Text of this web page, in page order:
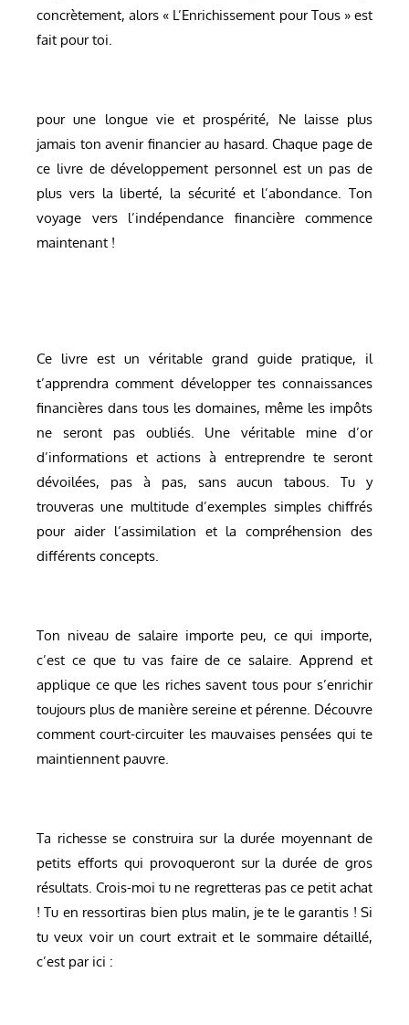
concrètement, alors « L’Enrichissement pour Tous » est
fait pour toi.
pour une longue vie et prospérité, Ne laisse plus
jamais ton avenir financier au hasard. Chaque page de
ce livre de développement personnel est un pas de
plus vers la liberté, la sécurité et l’abondance. Ton
voyage vers l’indépendance financière commence
maintenant !
Ce livre est un véritable grand guide pratique, il
t’apprendra comment développer tes connaissances
financières dans tous les domaines, même les impôts
ne seront pas oubliés. Une véritable mine d’or
d’informations et actions à entreprendre te seront
dévoilées, pas à pas, sans aucun tabous. Tu y
trouveras une multitude d’exemples simples chiffrés
pour aider l’assimilation et la compréhension des
différents concepts.
Ton niveau de salaire importe peu, ce qui importe,
c’est ce que tu vas faire de ce salaire. Apprend et
applique ce que les riches savent tous pour s’enrichir
toujours plus de manière sereine et pérenne. Découvre
comment court-circuiter les mauvaises pensées qui te
maintiennent pauvre.
Ta richesse se construira sur la durée moyennant de
petits efforts qui provoqueront sur la durée de gros
résultats. Crois-moi tu ne regretteras pas ce petit achat
! Tu en ressortiras bien plus malin, je te le garantis ! Si
tu veux voir un court extrait et le sommaire détaillé,
c’est par ici :